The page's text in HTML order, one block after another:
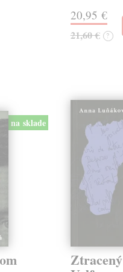
20,95 €
21,60 € ?
na sklade